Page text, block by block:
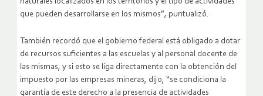
que pueden desarrollarse en los mismos”, puntualizó.
También recordó que el gobierno federal está obligado a dotar
de recursos suficientes a las escuelas y al personal docente de
las mismas, y si esto se liga directamente con la obtención del
impuesto por las empresas mineras, dijo, “se condiciona la
garantía de este derecho a la presencia de actividades